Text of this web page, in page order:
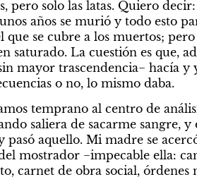
pero solo las latas. Quiero
años se murió y todo esto
que se cubre a los muertos;
saturado. La cuestión es que,
mayor trascendencia− hacía
o no, lo mismo daba.
temprano al centro de
saliera de sacarme sangre,
pasó aquello. Mi madre se
mostrador −impecable ella:
carnet de obra social, órdenes